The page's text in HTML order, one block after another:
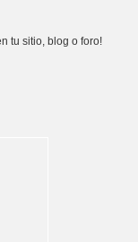
tu sitio, blog o foro!